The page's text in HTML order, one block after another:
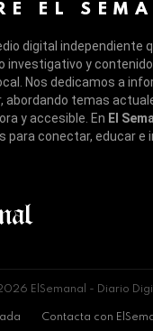
EL
digital independiente
investigativo y
Nos dedicamos a
abordando temas
y accesible. En El
para conectar, educar e
ElSemanal - Diario
Contacta con